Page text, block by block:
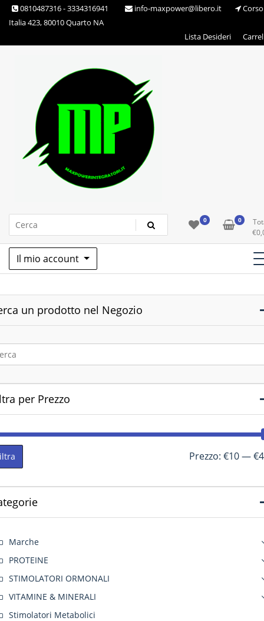
Skip 0810487316 - 3334316941 info-maxpower@libero.it
Corso
Italia 423, 80010 Quarto NA
Lista Desideri
Max Power Integratori 0 0
€
Il mio account
un prodotto nel Negozio
per Prezzo
Prezzo: €10—
Marche
PROTEINE
STIMOLATORI ORMONALI
VITAMINE & MINERALI
Stimolatori Metabolici